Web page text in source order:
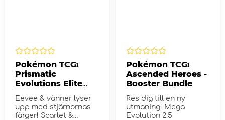
Pokémon TCG:
Prismatic
Evolutions Elite
Eevee & vänner lyser
upp med stjärnornas
färger! Scarlet &
Pokémon TCG:
Ascended Heroes -
Booster Bundle
Res dig till en ny
utmaning! Mega
Evolution 2.5